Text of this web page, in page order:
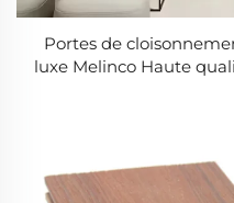
Portes de
luxe Melinco Haute